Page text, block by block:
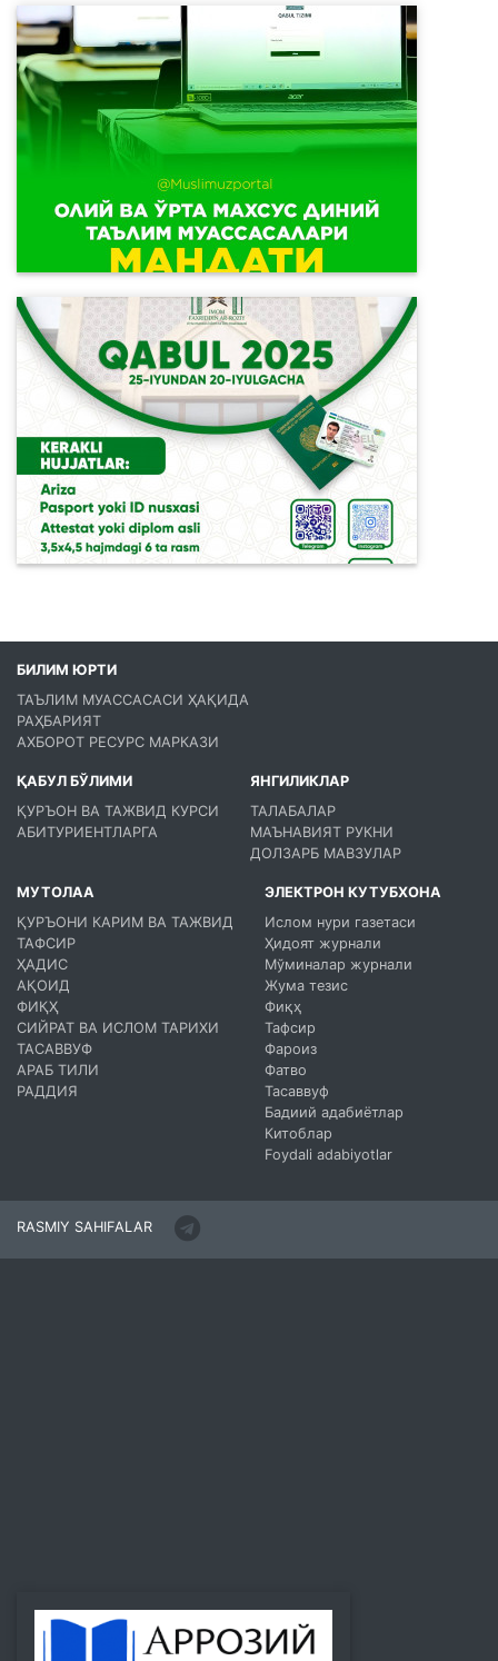
БИЛИМ ЮРТИ
ТАЪЛИМ МУАССАСАСИ ҲАҚИДА
РАҲБАРИЯТ
АХБОРОТ РЕСУРС МАРКАЗИ
ҚАБУЛ БЎЛИМИ
ҚУРЪОН ВА ТАЖВИД КУРСИ
АБИТУРИЕНТЛАРГА
ЯНГИЛИКЛАР
ТАЛАБАЛАР
МАЪНАВИЯТ РУКНИ
ДОЛЗАРБ МАВЗУЛАР
МУТОЛАА
ҚУРЪОНИ КАРИМ ВА ТАЖВИД
ТАФСИР
ҲАДИС
АҚОИД
ФИҚҲ
СИЙРАТ ВА ИСЛОМ ТАРИХИ
ТАСАВВУФ
АРАБ ТИЛИ
РАДДИЯ
ЭЛЕКТРОН КУТУБХОНА
Ислом нури газетаси
Ҳидоят журнали
Мўминалар журнали
Жума тезис
Фиқҳ
Тафсир
Фароиз
Фатво
Тасаввуф
Бадиий адабиётлар
Китоблар
Foydali adabiyotlar
RASMIY SAHIFALAR